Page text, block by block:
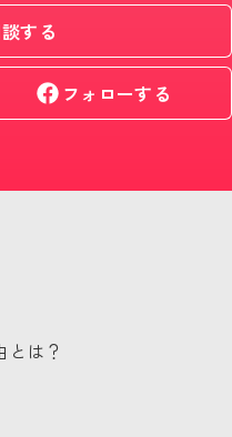
する
フォローする
は？